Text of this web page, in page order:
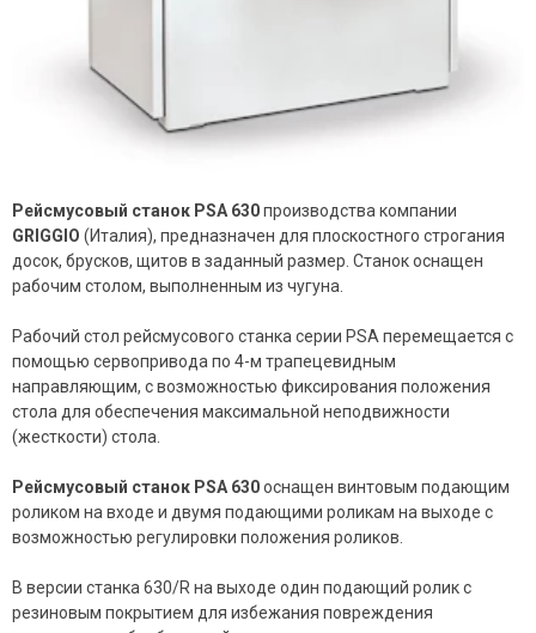
Рейсмусовый станок PSA 630производства компании
GRIGGIO (Италия), предназначен для плоскостного строгания
досок, брусков, щитов в заданный размер. Станок оснащен
рабочим столом, выполненным из чугуна.
Рабочий стол рейсмусового станка серии PSA перемещается с
помощью сервопривода по 4-м трапецевидным
направляющим, с возможностью фиксирования положения
стола для обеспечения максимальной неподвижности
(жесткости) стола.
Рейсмусовый станок PSA 630оснащен винтовым подающим
роликом на входе и двумя подающими роликам на выходе с
возможностью регулировки положения роликов.
В версии станка 630/R на выходе один подающий ролик с
резиновым покрытием для избежания повреждения